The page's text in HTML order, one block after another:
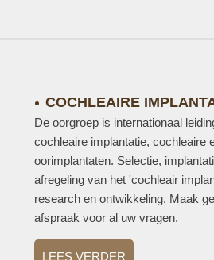
COCHLEAIRE
De oorgroep is internationaal
cochleaire implantatie, cochleaire
oorimplantaten. Selectie,
afregeling van het 'cochleair
research en ontwikkeling. Maak
afspraak voor al uw vragen.
LEES VERDER